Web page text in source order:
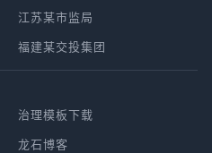
江苏某市监局
福建某交投集团
治理模板下载
龙石博客